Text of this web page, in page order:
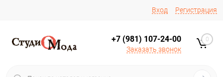
Вход Регистрация
+7 (981) 107-24-00
Заказать звонок
0